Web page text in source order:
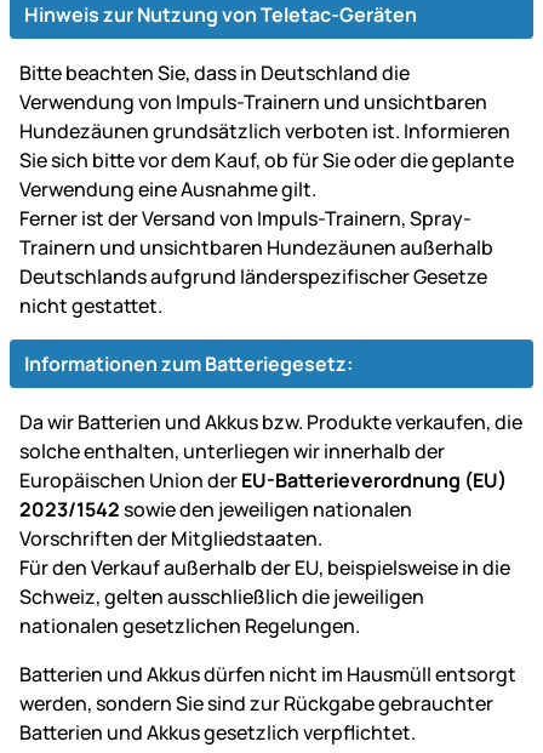
Hinweis zur Nutzung von Teletac-Geräten
Bitte beachten Sie, dass in Deutschland die
Verwendung von Impuls-Trainern und unsichtbaren
Hundezäunen grundsätzlich verboten ist. Informieren
Sie sich bitte vor dem Kauf, ob für Sie oder die geplante
Verwendung eine Ausnahme gilt.
Ferner ist der Versand von Impuls-Trainern, Spray-
Trainern und unsichtbaren Hundezäunen außerhalb
Deutschlands aufgrund länderspezifischer Gesetze
nicht gestattet.
Informationen zum Batteriegesetz:
Da wir Batterien und Akkus bzw. Produkte verkaufen, die
solche enthalten, unterliegen wir innerhalb der
Europäischen Union derEU-Batterieverordnung (EU)
2023/1542sowie den jeweiligen nationalen
Vorschriften der Mitgliedstaaten.
Für den Verkauf außerhalb der EU, beispielsweise in die
Schweiz, gelten ausschließlich die jeweiligen
nationalen gesetzlichen Regelungen.
Batterien und Akkus dürfen nicht im Hausmüll entsorgt
werden, sondern Sie sind zur Rückgabe gebrauchter
Batterien und Akkus gesetzlich verpflichtet.